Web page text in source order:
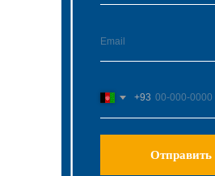
+93
Отправить